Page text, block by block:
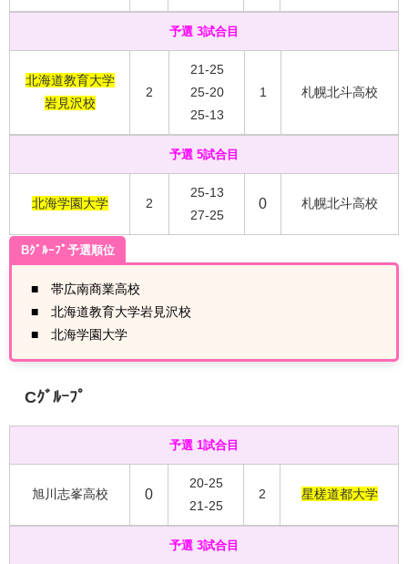
予選 3試合目
北海道教育大学
岩見沢校
2
21-25
25-20
25-13
1 札幌北斗高校
予選 5試合目
北海学園大学 2
25-13
27-25
0 札幌北斗高校
Bｸﾞﾙｰﾌﾟ予選順位
■ 帯広南商業高校
■ 北海道教育大学岩見沢校
■ 北海学園大学
Cｸﾞﾙｰﾌﾟ
予選 1試合目
旭川志峯高校 0
20-25
21-25
2 星槎道都大学
予選 3試合目